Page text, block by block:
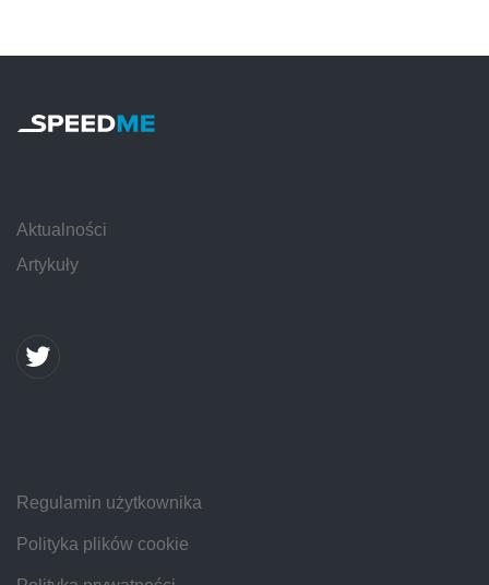
Aktualności
Artykuły
Regulamin użytkownika
Polityka plików cookie